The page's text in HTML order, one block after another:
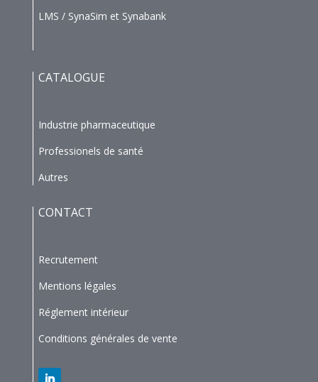
LMS / SynaSim et Synabank
CATALOGUE
Industrie pharmaceutique
Professionels de santé
Autres
CONTACT
Recrutement
Mentions légales
Réglement intérieur
Conditions générales de vente